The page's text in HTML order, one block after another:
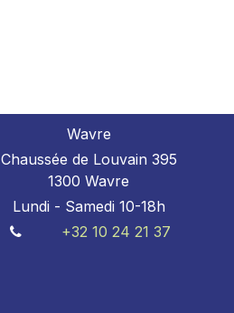
Wavre
Chaussée de Louvain 395
1300 Wavre
Lundi - Samedi 10-18h
+32 10 24 21 37